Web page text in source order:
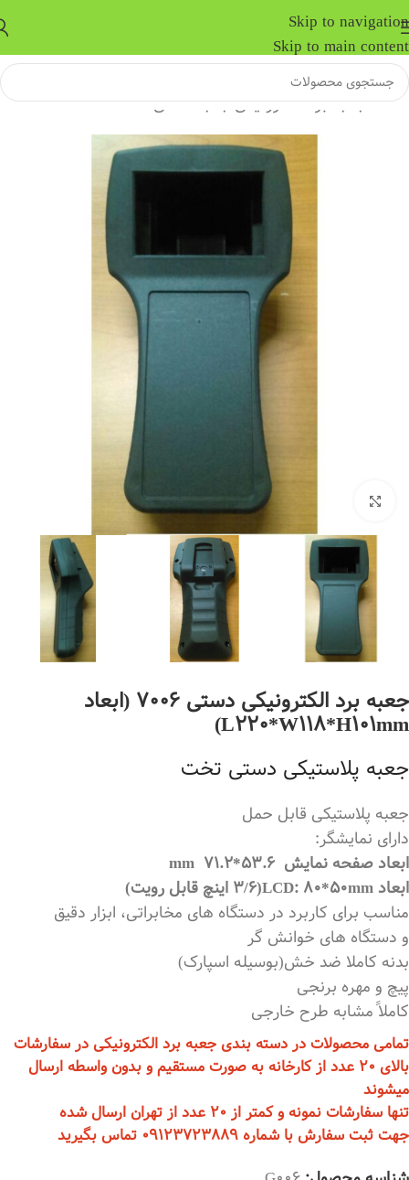
Skip to navigation
Skip to main content
خانه/جعبه برد الکترونیکی/جعبه دستی
بزرگنمایی تصویر
جعبه برد الکترونیکی دستی 7006 (ابعاد
L220*W118*H101mm)
جعبه پلاستیکی دستی تخت
جعبه پلاستیکی قابل حمل
دارای نمایشگر:
ابعاد صفحه نمایش 53.6*71.2 mm
ابعاد LCD: 80*50mm(3/6 اینچ قابل رویت)
مناسب برای کاربرد در دستگاه های مخابراتی، ابزار دقیق
و دستگاه های خوانش گر
بدنه کاملا ضد خش(بوسیله اسپارک)
پیچ و مهره برنجی
کاملاً مشابه طرح خارجی
تمامی محصولات در دسته بندی جعبه برد الکترونیکی در سفارشات
بالای 20 عدد از کارخانه به صورت مستقیم و بدون واسطه ارسال
میشوند
تنها سفارشات نمونه و کمتر از 20 عدد از تهران ارسال شده
جهت ثبت سفارش با شماره 09123723889 تماس بگیرید